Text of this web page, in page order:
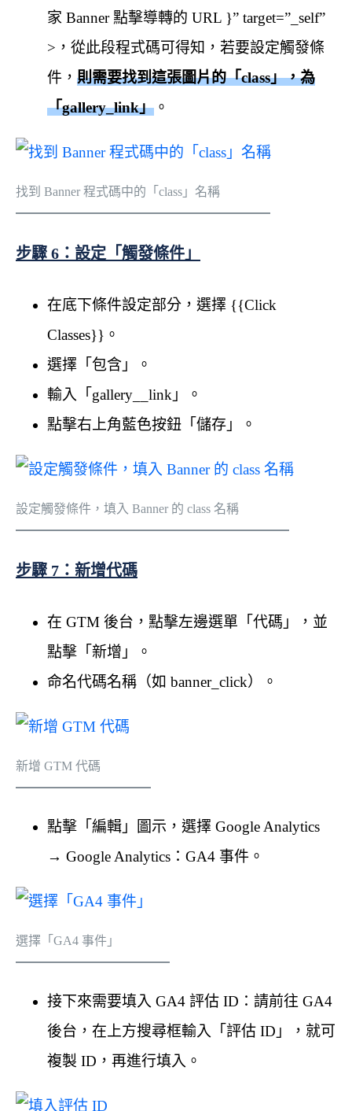
家 Banner 點擊導轉的 URL }” target=”_self”
>，從此段程式碼可得知，若要設定觸發條
件， 則需要找到這張圖片的「class」，為
「gallery_link」 。
找到 Banner 程式碼中的「class」名稱
步驟 6：設定「觸發條件」
在底下條件設定部分，選擇 {{Click
Classes}}。
選擇「包含」。
輸入「gallery__link」。
點擊右上角藍色按鈕「儲存」。
設定觸發條件，填入 Banner 的 class 名稱
步驟 7：新增代碼
在 GTM 後台，點擊左邊選單「代碼」，並
點擊「新增」。
命名代碼名稱（如 banner_click）。
新增 GTM 代碼
點擊「編輯」圖示，選擇 Google Analytics
→ Google Analytics：GA4 事件。
選擇「GA4 事件」
接下來需要填入 GA4 評估 ID：請前往 GA4
後台，在上方搜尋框輸入「評估 ID」，就可
複製 ID，再進行填入。